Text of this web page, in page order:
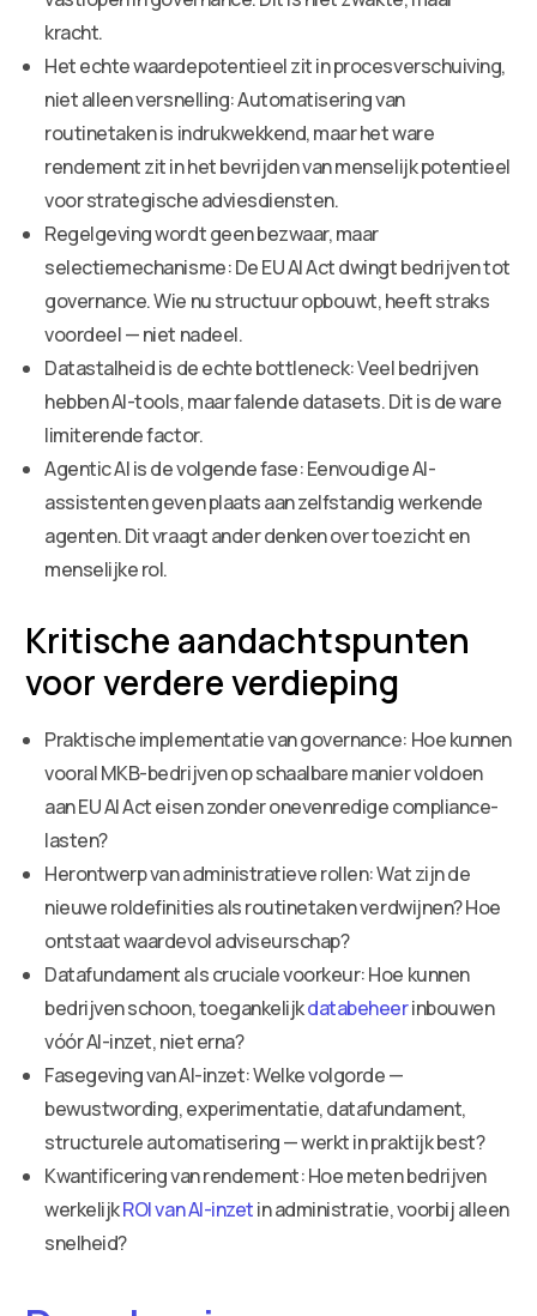
kracht.
Het echte waardepotentieel zit in procesverschuiving,
niet alleen versnelling: Automatisering van
routinetaken is indrukwekkend, maar het ware
rendement zit in het bevrijden van menselijk potentieel
voor strategische adviesdiensten.
Regelgeving wordt geen bezwaar, maar
selectiemechanisme: De EU AI Act dwingt bedrijven tot
governance. Wie nu structuur opbouwt, heeft straks
voordeel — niet nadeel.
Datastalheid is de echte bottleneck: Veel bedrijven
hebben AI-tools, maar falende datasets. Dit is de ware
limiterende factor.
Agentic AI is de volgende fase: Eenvoudige AI-
assistenten geven plaats aan zelfstandig werkende
agenten. Dit vraagt ander denken over toezicht en
menselijke rol.
Kritische aandachtspunten
voor verdere verdieping
Praktische implementatie van governance: Hoe kunnen
vooral MKB-bedrijven op schaalbare manier voldoen
aan EU AI Act eisen zonder onevenredige compliance-
lasten?
Herontwerp van administratieve rollen: Wat zijn de
nieuwe roldefinities als routinetaken verdwijnen? Hoe
ontstaat waardevol adviseurschap?
Datafundament als cruciale voorkeur: Hoe kunnen
bedrijven schoon, toegankelijkdatabeheerinbouwen
vóór AI-inzet, niet erna?
Fasegeving van AI-inzet: Welke volgorde —
bewustwording, experimentatie, datafundament,
structurele automatisering — werkt in praktijk best?
Kwantificering van rendement: Hoe meten bedrijven
werkelijkROI van AI-inzetin administratie, voorbij alleen
snelheid?